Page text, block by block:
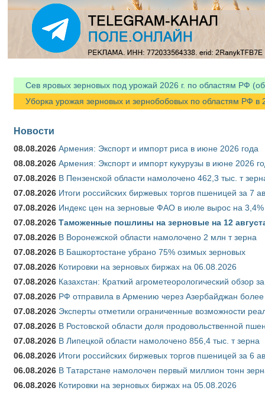
Сев яровых зерновых под урожай 2026 г. по областям РФ
Уборка урожая зерновых и зернобобовых по областям РФ в
Новости
08.08.2026 Армения: Экспорт и импорт риса в июне 2026 года
08.08.2026 Армения: Экспорт и импорт кукурузы в июне 2026
07.08.2026 В Пензенской области намолочено 462,3 тыс. т
07.08.2026 Итоги российских биржевых торгов пшеницей за 7
07.08.2026 Индекс цен на зерновые ФАО в июле вырос на 3,4%
07.08.2026 Таможенные пошлины на зерновые на 12
07.08.2026 В Воронежской области намолочено 2 млн т зерна
07.08.2026 В Башкортостане убрано 75% озимых зерновых
07.08.2026 Котировки на зерновых биржах на 06.08.2026
07.08.2026 Казахстан: Краткий агрометеорологический обзор
07.08.2026 РФ отправила в Армению через Азербайджан более
07.08.2026 Эксперты отметили ограниченные возможности
07.08.2026 В Ростовской области доля продовольственной
07.08.2026 В Липецкой области намолочено 856,4 тыс. т зерна
06.08.2026 Итоги российских биржевых торгов пшеницей за 6
06.08.2026 В Татарстане намолочен первый миллион тонн
06.08.2026 Котировки на зерновых биржах на 05.08.2026